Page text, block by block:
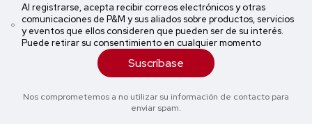
Al registrarse, acepta recibir correos electrónicos y otras
comunicaciones de P&M y sus aliados sobre productos, servicios
y eventos que ellos consideren que pueden ser de su interés.
Puede retirar su consentimiento en cualquier momento
Suscríbase
Nos comprometemos a no utilizar su información de contacto para
enviar spam.